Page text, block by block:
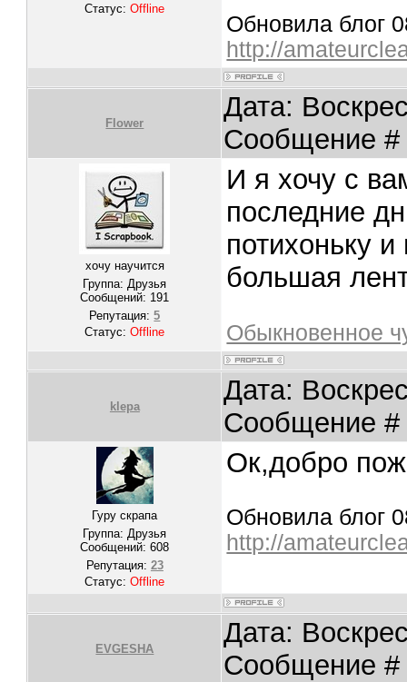
Статус:Offline
Обновила блог
http://
Flower
Дата:
Сообщение
хочу научится
Группа: Друзья
Сообщений: 191
Репутация:5
Статус:Offline
И я хочу с
последние
потихоньку
большая
Обыкновенное
klepa
Дата:
Сообщение
Гуру скрапа
Группа: Друзья
Сообщений:608
Репутация: 23
Статус:Offline
Ок,добро
Обновила блог
http://
EVGESHA
Дата:
Сообщение